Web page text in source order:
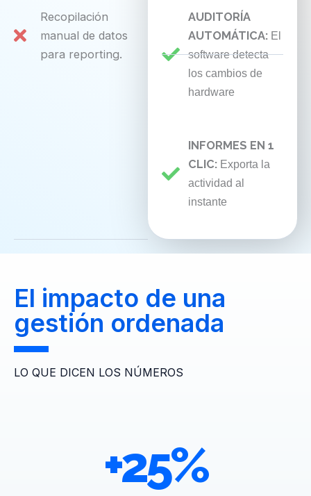
Recopilación
manual de datos
para reporting.
AUDITORÍA
AUTOMÁTICA: El
software detecta
los cambios de
hardware
INFORMES EN 1
CLIC: Exporta la
actividad al
instante
El impacto de una
gestión ordenada
LO QUE DICEN LOS NÚMEROS
+25%